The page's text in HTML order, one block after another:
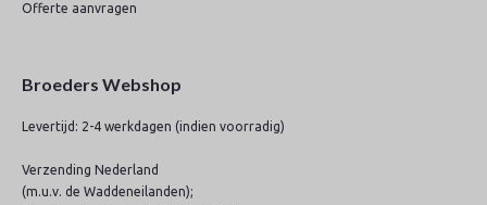
Offerte aanvragen
Broeders Webshop
Levertijd: 2-4 werkdagen (indien voorradig)
Verzending Nederland
(m.u.v. de Waddeneilanden);